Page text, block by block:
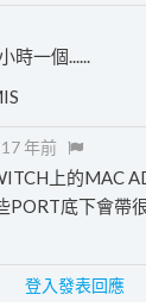
時一個......
17 年前
上的MAC
底下會帶
登入發表回應